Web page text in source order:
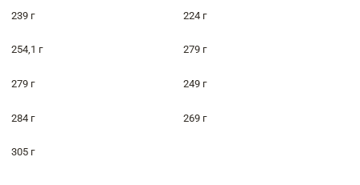
239 г 224 г
254,1 г 279 г
279 г 249 г
284 г 269 г
305 г